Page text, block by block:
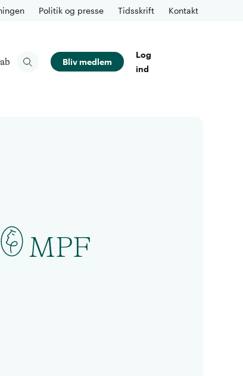
Politik og presse Tidsskrift Kontakt
Bliv medlem
Log
ind
MPF